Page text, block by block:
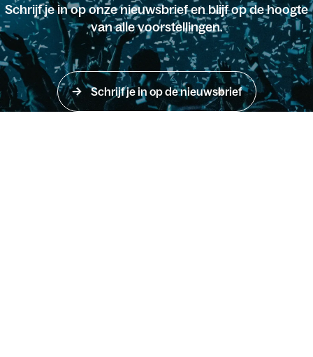
Schrijf je in op onze nieuwsbrief en blijf op de hoogte
van alle voorstellingen.
Schrijf je in op de nieuwsbrief